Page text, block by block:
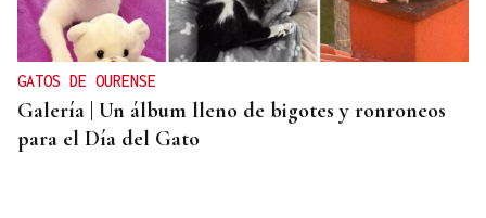
GATOS DE OURENSE
Galería | Un álbum lleno de bigotes y ronroneos
para el Día del Gato